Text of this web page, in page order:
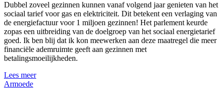
Dubbel zoveel gezinnen kunnen vanaf volgend jaar genieten van het
sociaal tarief voor gas en elektriciteit. Dit betekent een verlaging van
de energiefactuur voor 1 miljoen gezinnen! Het parlement keurde
zopas een uitbreiding van de doelgroep van het sociaal energietarief
goed. Ik ben blij dat ik kon meewerken aan deze maatregel die meer
financiële ademruimte geeft aan gezinnen met
betalingsmoeilijkheden.
Lees meer
Armoede